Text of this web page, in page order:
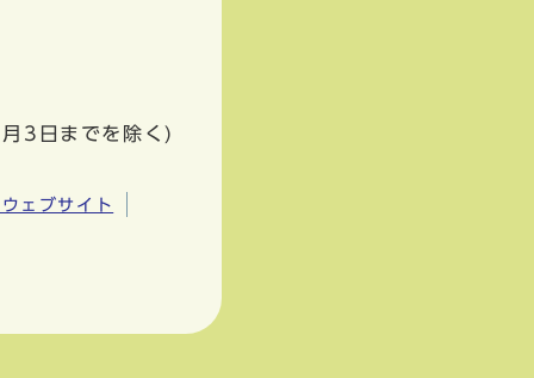
3日までを除く)
ェブサイト